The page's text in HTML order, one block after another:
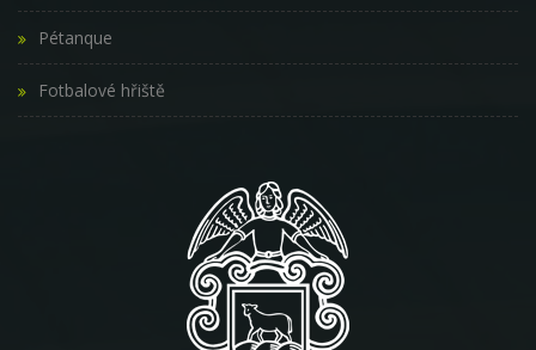
Pétanque
Fotbalové hřiště